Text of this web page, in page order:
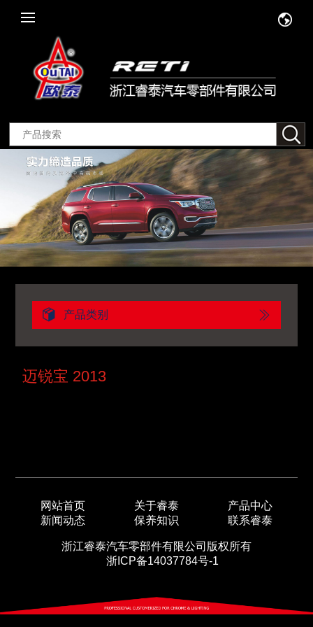
产品类别
迈锐宝 2013
网站首页 关于睿泰
产品中心
新闻动态
保养知识 联系睿泰
浙江睿泰汽车零部件有限公司版权所有
浙ICP备14037784号-1